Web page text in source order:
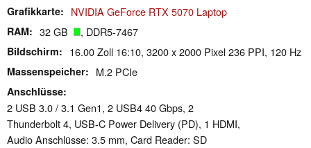
Grafikkarte NVIDIA GeForce RTX 5070 Laptop
RAM 32 GB , DDR5-7467
Bildschirm 16.00 Zoll 16:10, 3200 x 2000 Pixel 236 PPI, 120 Hz
Massenspeicher M.2 PCIe
Anschlüsse
2 USB 3.0 / 3.1 Gen1, 2 USB4 40 Gbps, 2
Thunderbolt 4, USB-C Power Delivery (PD), 1 HDMI,
Audio Anschlüsse: 3.5 mm, Card Reader: SD